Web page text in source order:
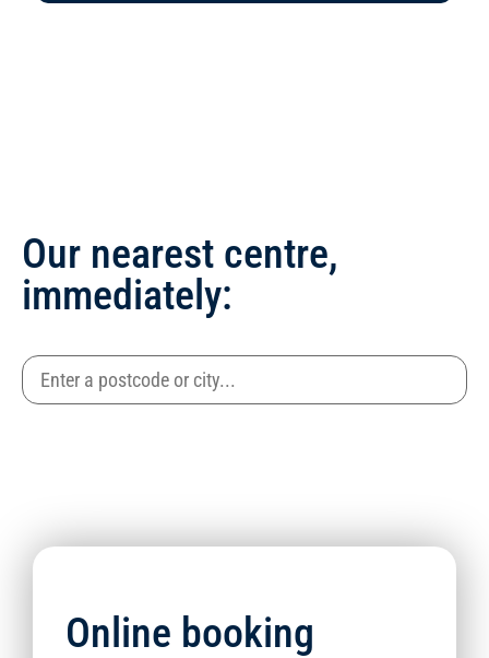
Our nearest centre,
immediately:
Online booking